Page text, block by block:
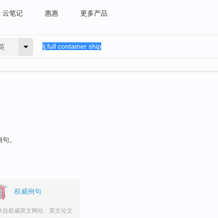
云笔记 惠惠 更多产品
。
权威例句
自权威英文网站、英文论文